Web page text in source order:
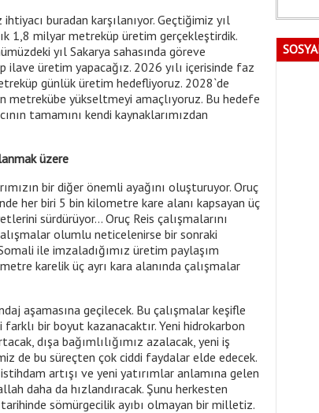
buradan karşılanıyor. Geçtiğimiz yıl
1,8 milyar metreküp üretim gerçekleştirdik.
yıl Sakarya sahasında göreve
üretim yapacağız. 2026 yılı içerisinde faz
günlük üretim hedefliyoruz. 2028`de
metrekübe yükseltmeyi amaçlıyoruz. Bu hedefe
tamamını kendi kaynaklarımızdan
üzere
bir diğer önemli ayağını oluşturuyor. Oruç
her biri 5 bin kilometre kare alanı kapsayan üç
sürdürüyor... Oruç Reis çalışmalarını
olumlu neticelenirse bir sonraki
ile imzaladığımız üretim paylaşım
karelik üç ayrı kara alanında çalışmalar
aşamasına geçilecek. Bu çalışmalar keşifle
bir boyut kazanacaktır. Yeni hidrokarbon
dışa bağımlılığımız azalacak, yeni iş
de bu süreçten çok ciddi faydalar elde edecek.
artışı ve yeni yatırımlar anlamına gelen
daha da hızlandıracak. Şunu herkesten
sömürgecilik ayıbı olmayan bir milletiz.